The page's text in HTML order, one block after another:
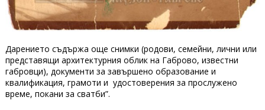
Дарението съдържа още снимки (родови, семейни, лични или
представящи архитектурния облик на Габрово, известни
габровци), документи за завършено образование и
квалификация, грамоти и удостоверения за прослужено
време, покани за сватби”.